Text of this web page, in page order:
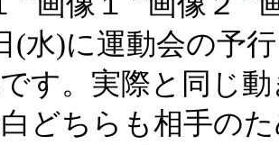
(水)に運動会の予
す。実際と同じ
どちらも相手の